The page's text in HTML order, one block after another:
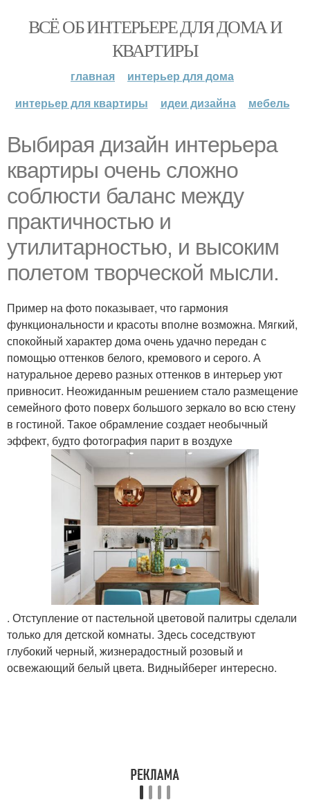
ВСЁ ОБ ИНТЕРЬЕРЕ ДЛЯ ДОМА И
КВАРТИРЫ
главная
интерьер для дома
интерьер для квартиры
идеи дизайна мебель
Выбирая дизайн интерьера
квартиры очень сложно
соблюсти баланс между
практичностью и
утилитарностью, и высоким
полетом творческой мысли.
Пример на фото показывает, что гармония
функциональности и красоты вполне возможна. Мягкий,
спокойный характер дома очень удачно передан с
помощью оттенков белого, кремового и серого. А
натуральное дерево разных оттенков в интерьер уют
привносит. Неожиданным решением стало размещение
семейного фото поверх большого зеркало во всю стену
в гостиной. Такое обрамление создает необычный
эффект, будто фотография парит в воздухе
. Отступление от пастельной цветовой палитры сделали
только для детской комнаты. Здесь соседствуют
глубокий черный, жизнерадостный розовый и
освежающий белый цвета. Видныйберег интересно.